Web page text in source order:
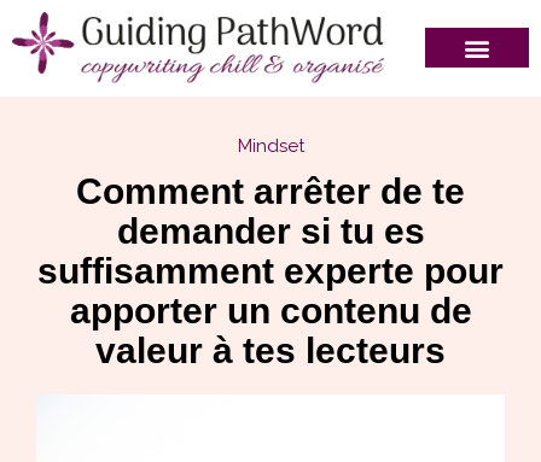
Mindset
Comment arrêter de te
demander si tu es
suffisamment experte pour
apporter un contenu de
valeur à tes lecteurs